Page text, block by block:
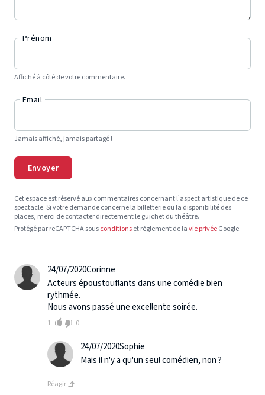
Prénom
Affiché à côté de votre commentaire.
Email
Jamais affiché, jamais partagé !
Envoyer
Cet espace est réservé aux commentaires concernant l’aspect artistique de ce
spectacle. Si votre demande concerne la billetterie ou la disponibilité des
places, merci de contacter directement le guichet du théâtre.
Protégé par reCAPTCHA sousconditionset règlement de lavie privéeGoogle.
24/07/2020Corinne
Acteurs époustouflants dans une comédie bien
rythmée.
Nous avons passé une excellente soirée.
1 0
24/07/2020Sophie
Mais il n'y a qu'un seul comédien, non ?
Réagir